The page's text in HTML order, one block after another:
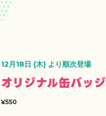
12月18日 (木) より順次登場
オリジナル缶バッジ
¥550